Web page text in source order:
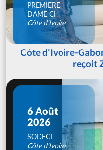
PREMIERE
DAME CI
Côte d'Ivoire
Côte d'Ivoire-
reçoit
6 Août
2026
SODECI
Côte d'Ivoire